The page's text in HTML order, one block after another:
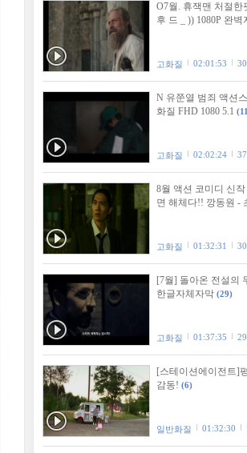
O7월. 휴잭맨 처절한
후 드 _ )) 1080P 완벽
고화질 02:01:53
N 유쭌열 범죄 액션
화질 FHD 1080 5.1
고화질 02:02:24
8월 액션 코미디 신
면 해체다!! 깡동원 -
고화질 01:32:31
[7월] 돌아온 전설의
한글자체자막 (29)
고화질 01:37:35
[스테이션에이전트]
감동! (6)
일반화질 01:32:30